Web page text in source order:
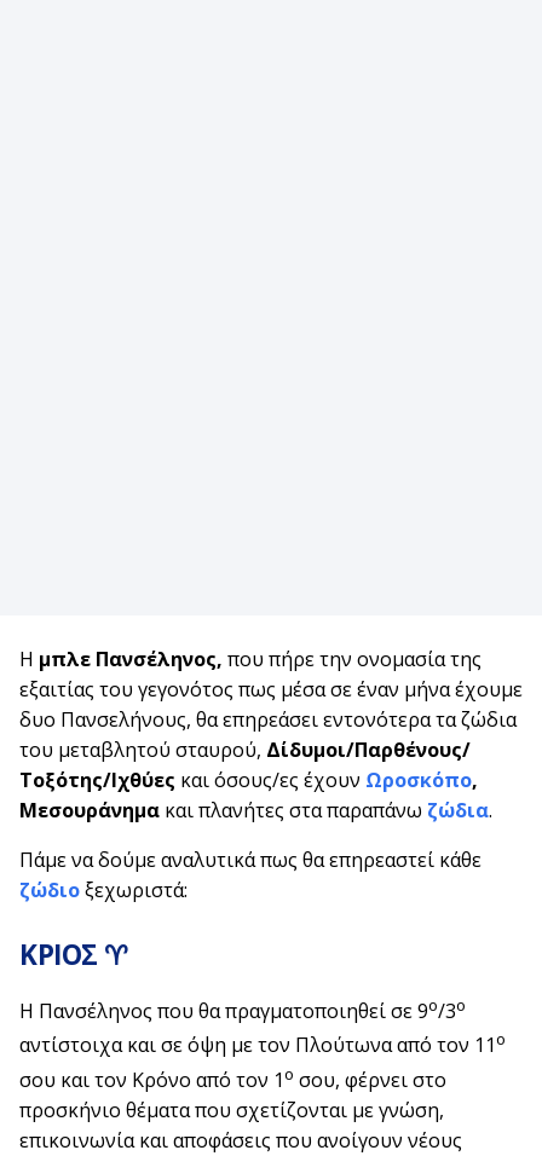
Η μπλε Πανσέληνος, που πήρε την ονομασία της
εξαιτίας του γεγονότος πως μέσα σε έναν μήνα έχουμε
δυο Πανσελήνους, θα επηρεάσει εντονότερα τα ζώδια
του μεταβλητού σταυρού, Δίδυμοι/Παρθένους/
Τοξότης/Ιχθύες και όσους/ες έχουν Ωροσκόπο,
Μεσουράνημα και πλανήτες στα παραπάνω ζώδια.
Πάμε να δούμε αναλυτικά πως θα επηρεαστεί κάθε
ζώδιοξεχωριστά:
ΚΡΙΟΣ ♈
Η Πανσέληνος που θα πραγματοποιηθεί σε 9ο/3ο
αντίστοιχα και σε όψη με τον Πλούτωνα από τον 11ο
σου και τον Κρόνο από τον 1ο σου, φέρνει στο
προσκήνιο θέματα που σχετίζονται με γνώση,
επικοινωνία και αποφάσεις που ανοίγουν νέους